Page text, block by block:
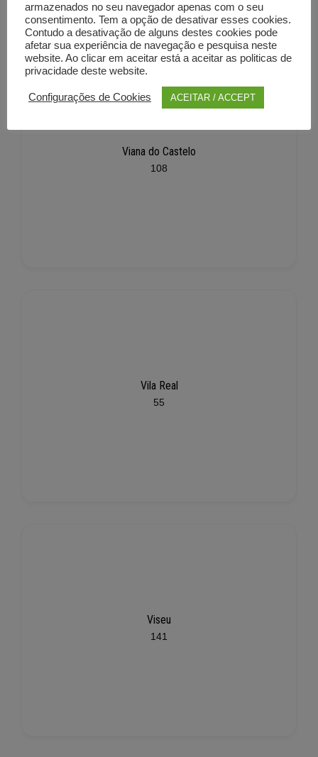
Viana do Castelo
108
Vila Real
55
Viseu
141
armazenados no seu navegador apenas com o seu
consentimento. Tem a opção de desativar esses cookies.
Contudo a desativação de alguns destes cookies pode
afetar sua experiência de navegação e pesquisa neste
website. Ao clicar em aceitar está a aceitar as politicas de
privacidade deste website.
Configurações de Cookies ACEITAR / ACCEPT